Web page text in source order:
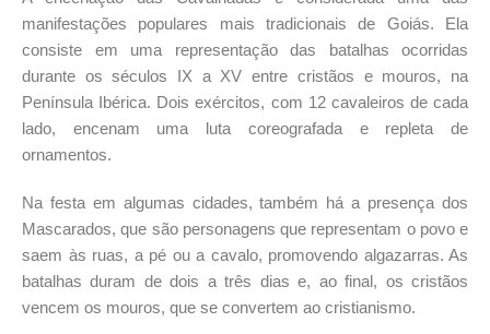
manifestações populares mais tradicionais de Goiás. Ela
consiste em uma representação das batalhas ocorridas
durante os séculos IX a XV entre cristãos e mouros, na
Península Ibérica. Dois exércitos, com 12 cavaleiros de cada
lado, encenam uma luta coreografada e repleta de
ornamentos.
Na festa em algumas cidades, também há a presença dos
Mascarados, que são personagens que representam o povo e
saem às ruas, a pé ou a cavalo, promovendo algazarras. As
batalhas duram de dois a três dias e, ao final, os cristãos
vencem os mouros, que se convertem ao cristianismo.